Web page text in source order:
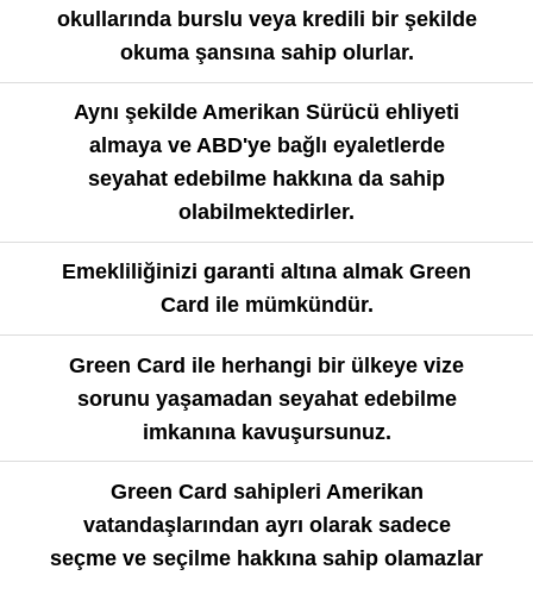
okullarında burslu veya kredili bir şekilde
okuma şansına sahip olurlar.
Aynı şekilde Amerikan Sürücü ehliyeti
almaya ve ABD'ye bağlı eyaletlerde
seyahat edebilme hakkına da sahip
olabilmektedirler.
Emekliliğinizi garanti altına almak Green
Card ile mümkündür.
Green Card ile herhangi bir ülkeye vize
sorunu yaşamadan seyahat edebilme
imkanına kavuşursunuz.
Green Card sahipleri Amerikan
vatandaşlarından ayrı olarak sadece
seçme ve seçilme hakkına sahip olamazlar